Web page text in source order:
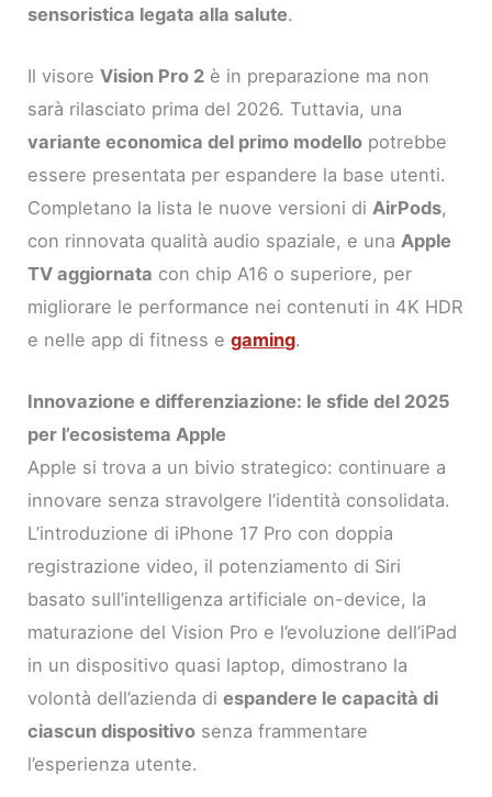
sensoristica legata alla salute.
Il visoreVision Pro 2 è in preparazione ma non
sarà rilasciato prima del 2026. Tuttavia, una
variante economica del primo modello potrebbe
essere presentata per espandere la base utenti.
Completano la lista le nuove versioni diAirPods,
con rinnovata qualità audio spaziale, e unaApple
TV aggiornata con chip A16 o superiore, per
migliorare le performance nei contenuti in 4K HDR
e nelle app di fitness egaming.
Innovazione e differenziazione: le sfide del 2025
per l’ecosistema Apple
Apple si trova a un bivio strategico: continuare a
innovare senza stravolgere l’identità consolidata.
L’introduzione di iPhone 17 Pro con doppia
registrazione video, il potenziamento di Siri
basato sull’intelligenza artificiale on-device, la
maturazione del Vision Pro e l’evoluzione dell’iPad
in un dispositivo quasi laptop, dimostrano la
volontà dell’azienda diespandere le capacità di
ciascun dispositivo senza frammentare
l’esperienza utente.